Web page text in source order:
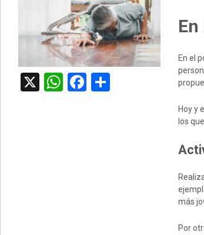
X WhatsApp
FacebookCompartir
En el
Hoy y
los
más
Por